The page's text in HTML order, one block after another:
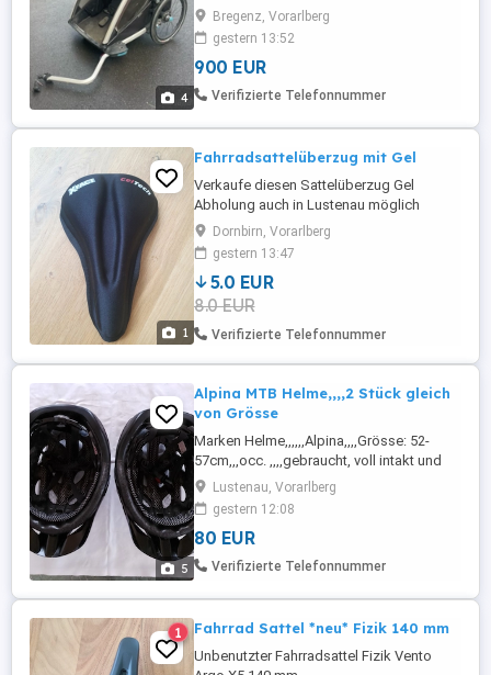
4
aufgrund der Nutzung die üblichen
Gebrauchsspuren aufweist. Dieser macht
sowohl in der Stadt, wie auch am Berg
eine gute Figur und lässt kaum Wünsche
offen. Inkl. Regenverdeck, hinterer
...
Bregenz, Vorarlberg
gestern 13:52
900 EUR
Verifizierte Telefonnummer
1
Fahrradsattelüberzug mit Gel
Verkaufe diesen Sattelüberzug Gel
Abholung auch in Lustenau möglich
Dornbirn, Vorarlberg
gestern 13:47
5.0 EUR
8.0 EUR
Verifizierte Telefonnummer
5
Alpina MTB Helme,,,,2 Stück gleich
von Grösse
Marken Helme,,,,,,Alpina,,,,Grösse: 52-
57cm,,,occ. ,,,,gebraucht, voll intakt und
sauber bitte Kopf Umfang genau
messen,,,,je 40 Euro
Lustenau, Vorarlberg
gestern 12:08
80 EUR
Verifizierte Telefonnummer
1 Fahrrad Sattel *neu* Fizik 140 mm
Unbenutzter Fahrradsattel Fizik Vento